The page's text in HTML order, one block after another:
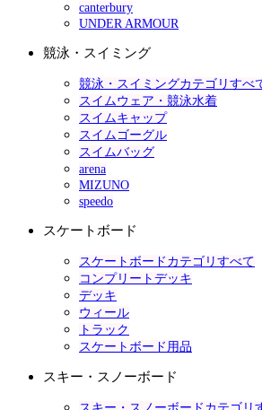
canterbury
UNDER ARMOUR
競泳・スイミング
競泳・スイミングカテゴリすべ
スイムウェア・競泳水着
スイムキャップ
スイムゴーグル
スイムバッグ
arena
MIZUNO
speedo
スケートボード
スケートボードカテゴリすべて
コンプリートデッキ
デッキ
ウィール
トラック
スケートボード用品
スキー・スノーボード